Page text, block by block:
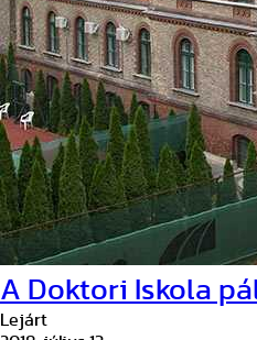
A Doktori Iskola
Lejárt